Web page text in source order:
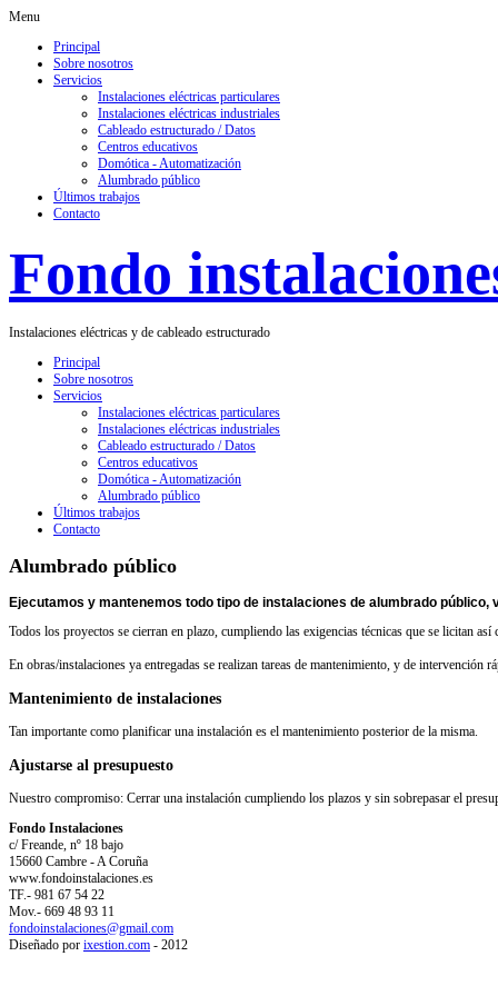
Menu
Principal
Sobre nosotros
Servicios
Instalaciones eléctricas particulares
Instalaciones eléctricas industriales
Cableado estructurado / Datos
Centros educativos
Domótica - Automatización
Alumbrado público
Últimos trabajos
Contacto
Fondo
Instalaciones eléctricas y de cableado estructurado
Principal
Sobre nosotros
Servicios
Instalaciones eléctricas particulares
Instalaciones eléctricas industriales
Cableado estructurado / Datos
Centros educativos
Domótica - Automatización
Alumbrado público
Últimos trabajos
Contacto
Alumbrado público
Ejecutamos y mantenemos todo tipo de instalaciones de alumbrado público,
Todos los proyectos se cierran en plazo, cumpliendo las exigencias técnicas que se licitan
En obras/instalaciones ya entregadas se realizan tareas de mantenimiento, y de intervención
Mantenimiento de instalaciones
Tan importante como planificar una instalación es el mantenimiento posterior de la misma.
Ajustarse al presupuesto
Nuestro compromiso: Cerrar una instalación cumpliendo los plazos y sin sobrepasar el
Fondo Instalaciones
c/ Freande, nº 18 bajo
15660 Cambre - A Coruña
www.fondoinstalaciones.es
TF.- 981 67 54 22
Mov.- 669 48 93 11
fondoinstalaciones@gmail.com
Diseñado por ixestion.com - 2012